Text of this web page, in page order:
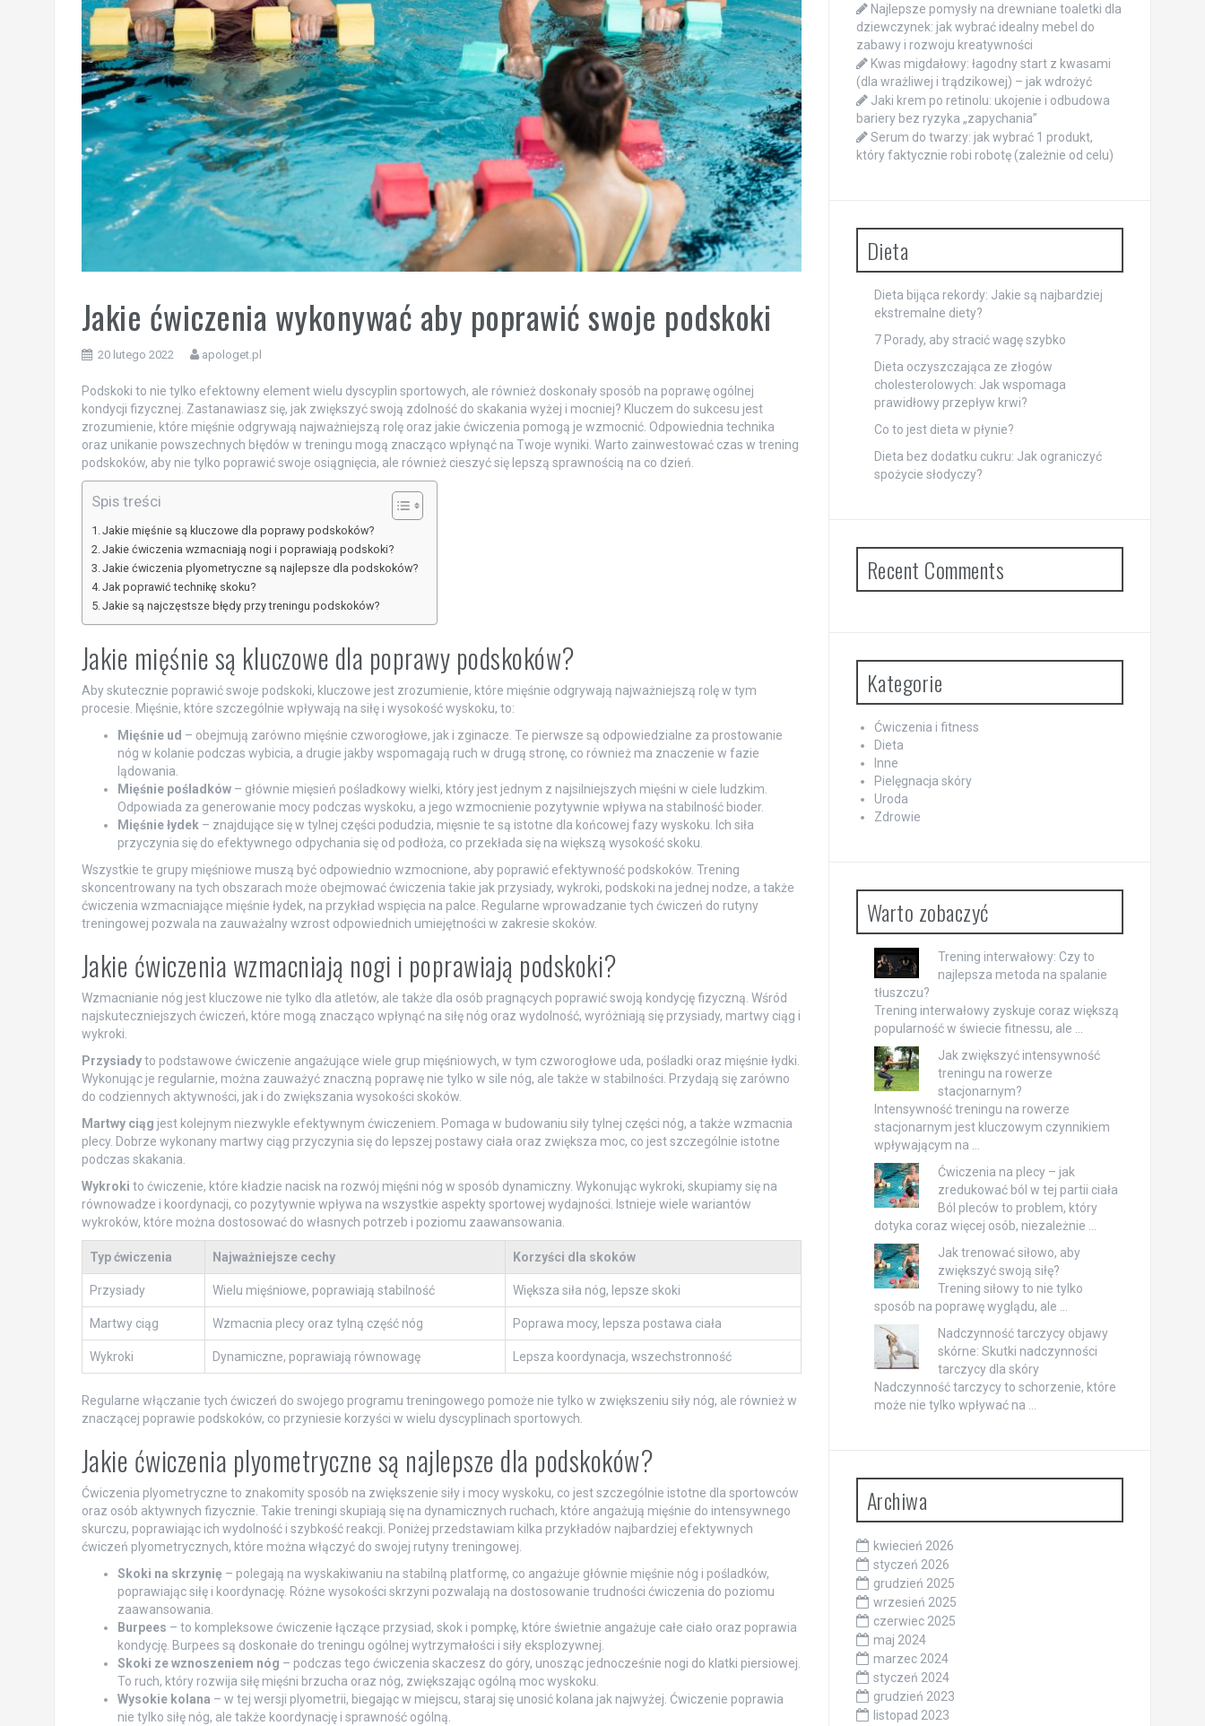
Jakie ćwiczenia wykonywać aby poprawić swoje podskoki
20 lutego 2022 apologet.pl
Podskoki to nie tylko efektowny element wielu dyscyplin sportowych, ale również doskonały sposób na poprawę ogólnej
kondycji fizycznej. Zastanawiasz się, jak zwiększyć swoją zdolność do skakania wyżej i mocniej? Kluczem do sukcesu jest
zrozumienie, które mięśnie odgrywają najważniejszą rolę oraz jakie ćwiczenia pomogą je wzmocnić. Odpowiednia technika
oraz unikanie powszechnych błędów w treningu mogą znacząco wpłynąć na Twoje wyniki. Warto zainwestować czas w trening
podskoków, aby nie tylko poprawić swoje osiągnięcia, ale również cieszyć się lepszą sprawnością na co dzień.
Spis treści
Jakie mięśnie są kluczowe dla poprawy podskoków?
Jakie ćwiczenia wzmacniają nogi i poprawiają podskoki?
Jakie ćwiczenia plyometryczne są najlepsze dla podskoków?
Jak poprawić technikę skoku?
Jakie są najczęstsze błędy przy treningu podskoków?
Jakie mięśnie są kluczowe dla poprawy podskoków?
Aby skutecznie poprawić swoje podskoki, kluczowe jest zrozumienie, które mięśnie odgrywają najważniejszą rolę w tym
procesie. Mięśnie, które szczególnie wpływają na siłę i wysokość wyskoku, to:
Mięśnie ud – obejmują zarówno mięśnie czworogłowe, jak i zginacze. Te pierwsze są odpowiedzialne za prostowanie
nóg w kolanie podczas wybicia, a drugie jakby wspomagają ruch w drugą stronę, co również ma znaczenie w fazie
lądowania.
Mięśnie pośladków– głównie mięsień pośladkowy wielki, który jest jednym z najsilniejszych mięśni w ciele ludzkim.
Odpowiada za generowanie mocy podczas wyskoku, a jego wzmocnienie pozytywnie wpływa na stabilność bioder.
Mięśnie łydek– znajdujące się w tylnej części podudzia, mięsnie te są istotne dla końcowej fazy wyskoku. Ich siła
przyczynia się do efektywnego odpychania się od podłoża, co przekłada się na większą wysokość skoku.
Wszystkie te grupy mięśniowe muszą być odpowiednio wzmocnione, aby poprawić efektywność podskoków. Trening
skoncentrowany na tych obszarach może obejmować ćwiczenia takie jak przysiady, wykroki, podskoki na jednej nodze, a także
ćwiczenia wzmacniające mięśnie łydek, na przykład wspięcia na palce. Regularne wprowadzanie tych ćwiczeń do rutyny
treningowej pozwala na zauważalny wzrost odpowiednich umiejętności w zakresie skoków.
Jakie ćwiczenia wzmacniają nogi i poprawiają podskoki?
Wzmacnianie nóg jest kluczowe nie tylko dla atletów, ale także dla osób pragnących poprawić swoją kondycję fizyczną. Wśród
najskuteczniejszych ćwiczeń, które mogą znacząco wpłynąć na siłę nóg oraz wydolność, wyróżniają się przysiady, martwy ciąg i
wykroki.
Przysiadyto podstawowe ćwiczenie angażujące wiele grup mięśniowych, w tym czworogłowe uda, pośladki oraz mięśnie łydki.
Wykonując je regularnie, można zauważyć znaczną poprawę nie tylko w sile nóg, ale także w stabilności. Przydają się zarówno
do codziennych aktywności, jak i do zwiększania wysokości skoków.
Martwy ciąg jest kolejnym niezwykle efektywnym ćwiczeniem. Pomaga w budowaniu siły tylnej części nóg, a także wzmacnia
plecy. Dobrze wykonany martwy ciąg przyczynia się do lepszej postawy ciała oraz zwiększa moc, co jest szczególnie istotne
podczas skakania.
Wykroki to ćwiczenie, które kładzie nacisk na rozwój mięśni nóg w sposób dynamiczny. Wykonując wykroki, skupiamy się na
równowadze i koordynacji, co pozytywnie wpływa na wszystkie aspekty sportowej wydajności. Istnieje wiele wariantów
wykroków, które można dostosować do własnych potrzeb i poziomu zaawansowania.
Typ ćwiczenia Najważniejsze cechy Korzyści dla skoków
Przysiady Wielu mięśniowe, poprawiają stabilność Większa siła nóg, lepsze skoki
Martwy ciąg Wzmacnia plecy oraz tylną część nóg Poprawa mocy, lepsza postawa ciała
Wykroki Dynamiczne, poprawiają równowagę Lepsza koordynacja, wszechstronność
Regularne włączanie tych ćwiczeń do swojego programu treningowego pomoże nie tylko w zwiększeniu siły nóg, ale również w
znaczącej poprawie podskoków, co przyniesie korzyści w wielu dyscyplinach sportowych.
Jakie ćwiczenia plyometryczne są najlepsze dla podskoków?
Ćwiczenia plyometryczne to znakomity sposób na zwiększenie siły i mocy wyskoku, co jest szczególnie istotne dla sportowców
oraz osób aktywnych fizycznie. Takie treningi skupiają się na dynamicznych ruchach, które angażują mięśnie do intensywnego
skurczu, poprawiając ich wydolność i szybkość reakcji. Poniżej przedstawiam kilka przykładów najbardziej efektywnych
ćwiczeń plyometrycznych, które można włączyć do swojej rutyny treningowej.
Skoki na skrzynię – polegają na wyskakiwaniu na stabilną platformę, co angażuje głównie mięśnie nóg i pośladków,
poprawiając siłę i koordynację. Różne wysokości skrzyni pozwalają na dostosowanie trudności ćwiczenia do poziomu
zaawansowania.
Burpees – to kompleksowe ćwiczenie łączące przysiad, skok i pompkę, które świetnie angażuje całe ciało oraz poprawia
kondycję. Burpees są doskonałe do treningu ogólnej wytrzymałości i siły eksplozywnej.
Skoki ze wznoszeniem nóg – podczas tego ćwiczenia skaczesz do góry, unosząc jednocześnie nogi do klatki piersiowej.
To ruch, który rozwija siłę mięśni brzucha oraz nóg, zwiększając ogólną moc wyskoku.
Wysokie kolana – w tej wersji plyometrii, biegając w miejscu, staraj się unosić kolana jak najwyżej. Ćwiczenie poprawia
nie tylko siłę nóg, ale także koordynację i sprawność ogólną.
Najlepsze pomysły na drewniane toaletki dla
dziewczynek: jak wybrać idealny mebel do
zabawy i rozwoju kreatywności
Kwas migdałowy: łagodny start z kwasami
(dla wrażliwej i trądzikowej) – jak wdrożyć
Jaki krem po retinolu: ukojenie i odbudowa
bariery bez ryzyka „zapychania”
Serum do twarzy: jak wybrać 1 produkt,
który faktycznie robi robotę (zależnie od celu)
Dieta
Dieta bijąca rekordy: Jakie są najbardziej
ekstremalne diety?
7 Porady, aby stracić wagę szybko
Dieta oczyszczająca ze złogów
cholesterolowych: Jak wspomaga
prawidłowy przepływ krwi?
Co to jest dieta w płynie?
Dieta bez dodatku cukru: Jak ograniczyć
spożycie słodyczy?
Recent Comments
Kategorie
Ćwiczenia i fitness
Dieta
Inne
Pielęgnacja skóry
Uroda
Zdrowie
Warto zobaczyć
Trening interwałowy: Czy to
najlepsza metoda na spalanie
tłuszczu?
Trening interwałowy zyskuje coraz większą
popularność w świecie fitnessu, ale …
Jak zwiększyć intensywność
treningu na rowerze
stacjonarnym?
Intensywność treningu na rowerze
stacjonarnym jest kluczowym czynnikiem
wpływającym na …
Ćwiczenia na plecy – jak
zredukować ból w tej partii ciała
Ból pleców to problem, który
dotyka coraz więcej osób, niezależnie …
Jak trenować siłowo, aby
zwiększyć swoją siłę?
Trening siłowy to nie tylko
sposób na poprawę wyglądu, ale …
Nadczynność tarczycy objawy
skórne: Skutki nadczynności
tarczycy dla skóry
Nadczynność tarczycy to schorzenie, które
może nie tylko wpływać na …
Archiwa
kwiecień 2026
styczeń 2026
grudzień 2025
wrzesień 2025
czerwiec 2025
maj 2024
marzec 2024
styczeń 2024
grudzień 2023
listopad 2023